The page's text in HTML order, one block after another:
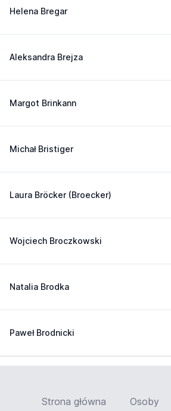
Helena Bregar
Aleksandra Brejza
Margot Brinkann
Michał Bristiger
Laura Bröcker (Broecker)
Wojciech Broczkowski
Natalia Brodka
Paweł Brodnicki
Strona główna Osoby